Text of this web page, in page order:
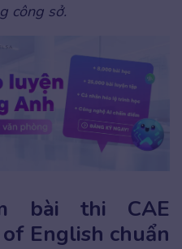
công sở.
bài thi CAE
English chuẩn